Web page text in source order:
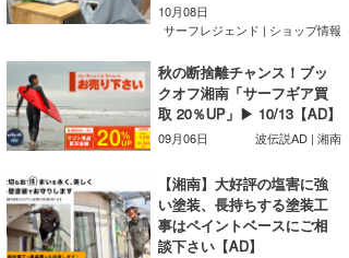
10月08日
サーフレジェンド | ショップ情報
秋の断捨離チャンス！ブッ
クオフ湘南「サーフギア買
取 20％UP」▶ 10/13【AD】
09月06日 波伝説AD | 湘南
【湘南】大好評の塩害に強
い塗装、長持ちする塗装工
事はペイントベースにご相
談下さい【AD】
CBA Films
田原啓江
NOBUFUKU
大野”MAR”修聖
喜納海人
chan-U
G◎Da
H
KID
KOBU